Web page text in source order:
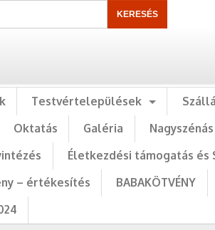
Testvértelepülések
Oktatás Galéria
Életkezdési támogatás és
– értékesítés BABAKÖTVÉNY